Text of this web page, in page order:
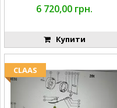
6 720,00 грн.
Купити
CLAAS